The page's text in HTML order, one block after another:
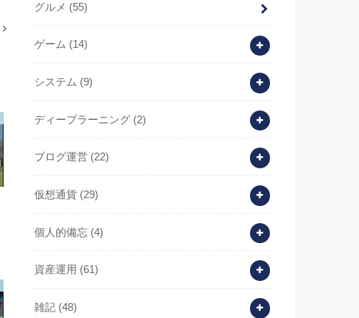
グルメ (55)
ゲーム (14)
システム (9)
ディープラーニング (2)
ブログ運営 (22)
仮想通貨 (29)
個人的備忘 (4)
資産運用 (61)
雑記 (48)